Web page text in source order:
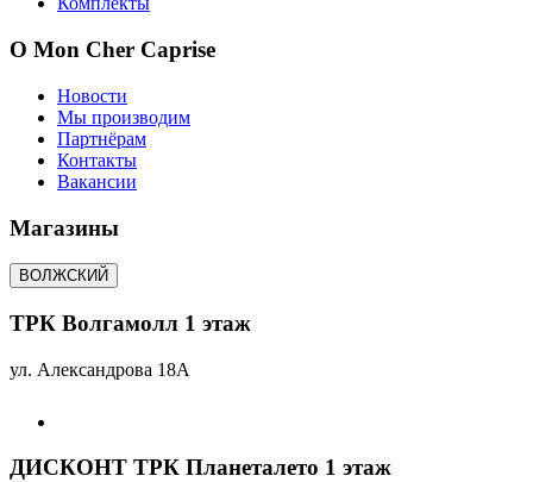
О Mon Cher Caprise
Новости
Мы производим
Партнёрам
Контакты
Вакансии
Магазины
ВОЛЖСКИЙ
ТРК Волгамолл 1 этаж
ул. Александрова 18А
ДИСКОНТ ТРК Планеталето 1 этаж